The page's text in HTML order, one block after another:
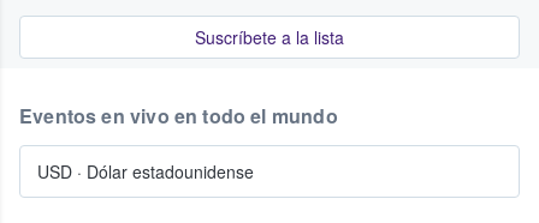
Suscríbete a la lista
Eventos en vivo en todo el mundo
USD · Dólar estadounidense